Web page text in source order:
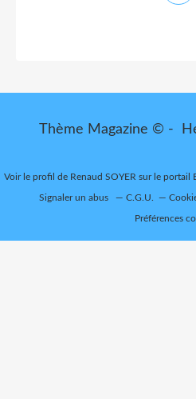
Thème Magazine © -
Voir le profil de Renaud SOYER sur le portail
Signaler un abus C.G.U.
Préférences